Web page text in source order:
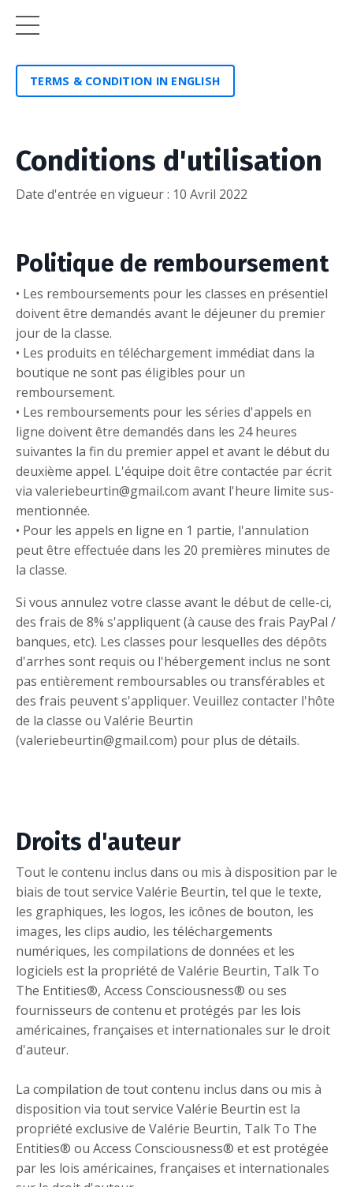
TERMS & CONDITION IN ENGLISH
Conditions d'utilisation
Date d'entrée en vigueur : 10 Avril 2022
Politique de remboursement
• Les remboursements pour les classes en présentiel
doivent être demandés avant le déjeuner du premier
jour de la classe.
• Les produits en téléchargement immédiat dans la
boutique ne sont pas éligibles pour un
remboursement.
• Les remboursements pour les séries d'appels en
ligne doivent être demandés dans les 24 heures
suivantes la fin du premier appel et avant le début du
deuxième appel. L'équipe doit être contactée par écrit
via valeriebeurtin@gmail.com avant l'heure limite sus-
mentionnée.
• Pour les appels en ligne en 1 partie, l'annulation
peut être effectuée dans les 20 premières minutes de
la classe.
Si vous annulez votre classe avant le début de celle-ci,
des frais de 8% s'appliquent (à cause des frais PayPal /
banques, etc). Les classes pour lesquelles des dépôts
d'arrhes sont requis ou l'hébergement inclus ne sont
pas entièrement remboursables ou transférables et
des frais peuvent s'appliquer. Veuillez contacter l'hôte
de la classe ou Valérie Beurtin
(valeriebeurtin@gmail.com) pour plus de détails.
Droits d'auteur
Tout le contenu inclus dans ou mis à disposition par le
biais de tout service Valérie Beurtin, tel que le texte,
les graphiques, les logos, les icônes de bouton, les
images, les clips audio, les téléchargements
numériques, les compilations de données et les
logiciels est la propriété de Valérie Beurtin, Talk To
The Entities®, Access Consciousness® ou ses
fournisseurs de contenu et protégés par les lois
américaines, françaises et internationales sur le droit
d'auteur.
La compilation de tout contenu inclus dans ou mis à
disposition via tout service Valérie Beurtin est la
propriété exclusive de Valérie Beurtin, Talk To The
Entities® ou Access Consciousness® et est protégée
par les lois américaines, françaises et internationales